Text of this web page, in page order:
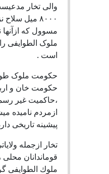
والى تخار
مسوول که
ملوک الطوايفى
است .
حکومت ملوک
حکومت خان و
،حاكميت غير
ازمردم ناميده
پيشينه تاريخى
تخار ازجمله
قوماندانان
ملوك الطوايفى